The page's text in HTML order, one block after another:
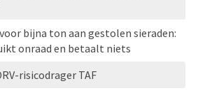
bijna ton aan gestolen sieraden:
onraad en betaalt niets
risicodrager TAF